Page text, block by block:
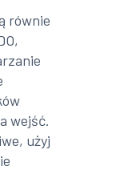
równie
wejść.
użyj